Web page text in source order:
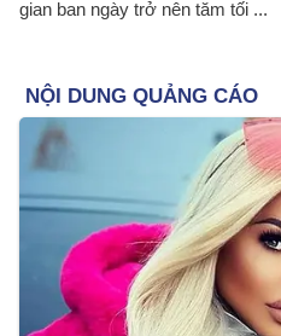
gian ban ngày trở nên tăm tối ...